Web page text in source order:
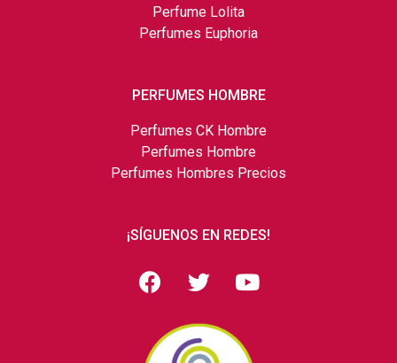
Perfume Lolita
Perfumes Euphoria
PERFUMES HOMBRE
Perfumes CK Hombre
Perfumes Hombre
Perfumes Hombres Precios
¡SÍGUENOS EN REDES!